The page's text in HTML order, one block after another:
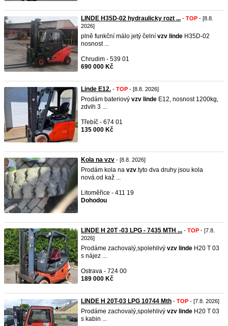
LINDE H35D-02 hydraulicky rozt ... - TOP - [8.8.
2026]
plně funkční málo jetý čelní vzv linde H35D-02
nosnost ...
Chrudim - 539 01
690 000 Kč
Linde E12. - TOP - [8.8. 2026]
Prodám bateriový vzv linde E12, nosnost 1200kg,
zdvih 3 ...
Třebíč - 674 01
135 000 Kč
Kola na vzv - [8.8. 2026]
Prodám kola na vzv.tyto dva druhy jsou kola
nová.od kaž ...
Litoměřice - 411 19
Dohodou
LINDE H 20T -03 LPG - 7435 MTH ... - TOP - [7.8.
2026]
Prodáme zachovalý,spolehlivý vzv linde H20 T 03
s nájez ...
Ostrava - 724 00
189 000 Kč
LINDE H 20T-03 LPG 10744 Mth - TOP - [7.8. 2026]
Prodáme zachovalý,spolehlivý vzv linde H20 T 03
s kabin ...